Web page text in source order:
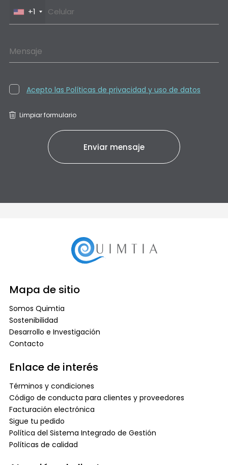
+1
Mensaje
Acepto las Políticas de privacidad y uso de datos
Limpiar formulario
Mapa de sitio
Somos Quimtia
Sostenibilidad
Desarrollo e Investigación
Contacto
Enlace de interés
Términos y condiciones
Código de conducta para clientes y proveedores
Facturación electrónica
Sigue tu pedido
Política del Sistema Integrado de Gestión
Políticas de calidad